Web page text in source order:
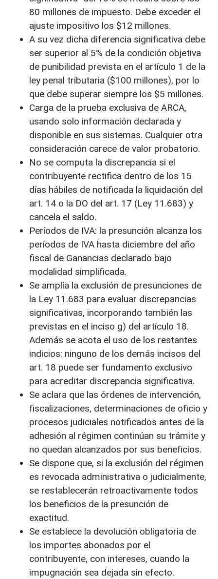
80 millones de impuesto. Debe exceder el
ajuste impositivo los $12 millones.
A su vez dicha diferencia significativa debe
ser superior al 5% de la condición objetiva
de punibilidad prevista en el artículo 1 de la
ley penal tributaria ($100 millones), por lo
que debe superar siempre los $5 millones.
Carga de la prueba exclusiva de ARCA,
usando solo información declarada y
disponible en sus sistemas. Cualquier otra
consideración carece de valor probatorio.
No se computa la discrepancia si el
contribuyente rectifica dentro de los 15
días hábiles de notificada la liquidación del
art. 14 o la DO del art. 17 (Ley 11.683) y
cancela el saldo.
Períodos de IVA: la presunción alcanza los
períodos de IVA hasta diciembre del año
fiscal de Ganancias declarado bajo
modalidad simplificada.
Se amplía la exclusión de presunciones de
la Ley 11.683 para evaluar discrepancias
significativas, incorporando también las
previstas en el inciso g) del artículo 18.
Además se acota el uso de los restantes
indicios: ninguno de los demás incisos del
art. 18 puede ser fundamento exclusivo
para acreditar discrepancia significativa.
Se aclara que las órdenes de intervención,
fiscalizaciones, determinaciones de oficio y
procesos judiciales notificados antes de la
adhesión al régimen continúan su trámite y
no quedan alcanzados por sus beneficios.
Se dispone que, si la exclusión del régimen
es revocada administrativa o judicialmente,
se restablecerán retroactivamente todos
los beneficios de la presunción de
exactitud.
Se establece la devolución obligatoria de
los importes abonados por el
contribuyente, con intereses, cuando la
impugnación sea dejada sin efecto.